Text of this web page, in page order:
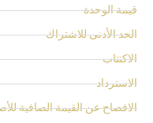
قيمة الوحدة
الحد الأدنى للاشتراك
الاكتتاب
الاسترداد
الافصاح عن القيمة الصافية